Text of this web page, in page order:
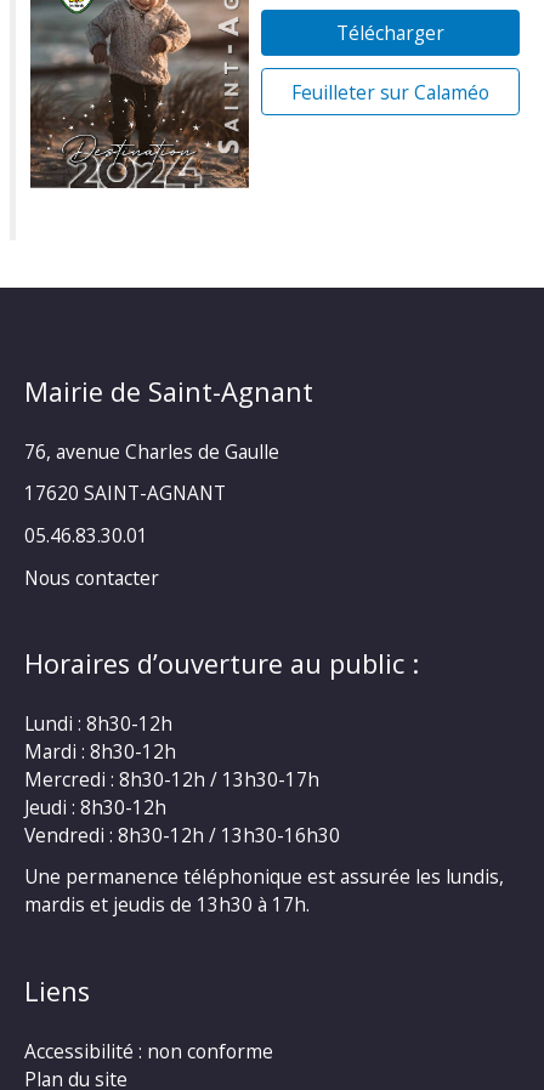
Télécharger
Feuilleter sur Calaméo
Mairie de Saint-Agnant
76, avenue Charles de Gaulle
17620 SAINT-AGNANT
05.46.83.30.01
Nous contacter
Horaires d’ouverture au public :
Lundi : 8h30-12h
Mardi : 8h30-12h
Mercredi : 8h30-12h / 13h30-17h
Jeudi : 8h30-12h
Vendredi : 8h30-12h / 13h30-16h30
Une permanence téléphonique est assurée les lundis,
mardis et jeudis de 13h30 à 17h.
Liens
Accessibilité : non conforme
Plan du site